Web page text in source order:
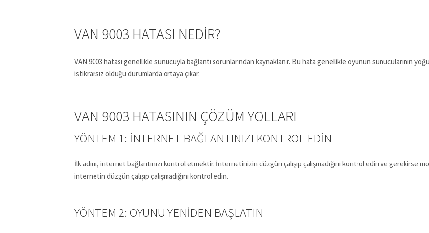
VAN 9003 HATASI NEDIR?
VAN 9003 hatası genellikle sunucuyla bağlantı sorunlarından kaynaklanır. Bu hata genellikle oyunun sunucularının
istikrarsız olduğu durumlarda ortaya çıkar.
VAN 9003 HATASININ ÇÖZÜM YOLLARI
YÖNTEM 1: İNTERNET BAĞLANTINIZI KONTROL EDIN
İlk adım, internet bağlantınızı kontrol etmektir. İnternetinizin düzgün çalışıp çalışmadığını kontrol edin ve gerekirse
internetin düzgün çalışıp çalışmadığını kontrol edin.
YÖNTEM 2: OYUNU YENIDEN BAŞLATIN